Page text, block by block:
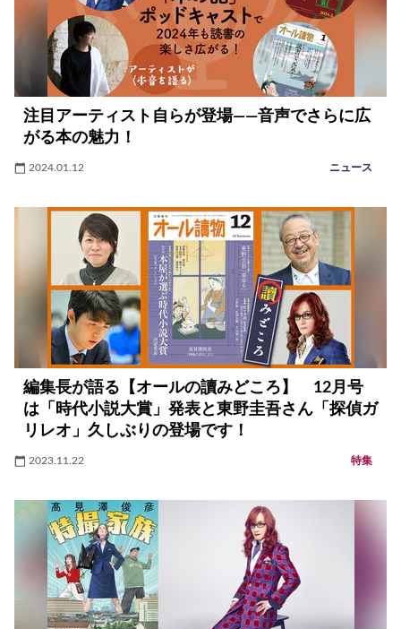
注目アーティスト自らが登場――音声でさらに広
がる本の魅力！
2024.01.12 ニュース
編集長が語る【オールの讀みどころ】 12月号
は「時代小説大賞」発表と東野圭吾さん「探偵ガ
リレオ」久しぶりの登場です！
2023.11.22 特集